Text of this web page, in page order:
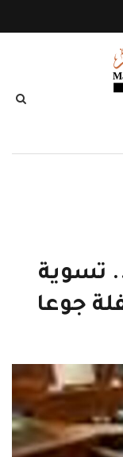
تسوية
جوعا